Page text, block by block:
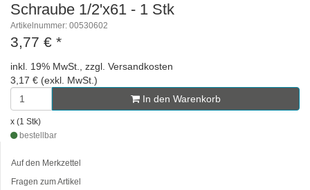
Schraube 1/2'x61 - 1 Stk
Artikelnummer: 00530602
3,77 € *
inkl. 19% MwSt., zzgl. Versandkosten
3,17 € (exkl. MwSt.)
In den Warenkorb
x (1 Stk)
bestellbar
Auf den Merkzettel
Fragen zum Artikel